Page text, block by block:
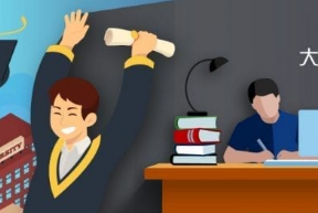
貸款計數
網上私人貸
款
貸款計數
理財
Guide
學生貸款